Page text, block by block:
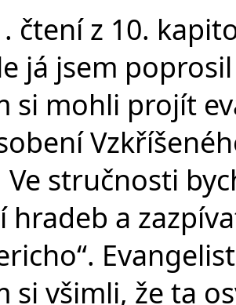
čtení z 10.
já jsem
si mohli projít
Ve stručnosti
hradeb a
si všimli, že ta